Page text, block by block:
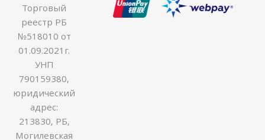
Торговый
реестр РБ
№518010 от
01.09.2021г.
УНП
790159380,
юридический
адрес:
213830, РБ,
Могилевская